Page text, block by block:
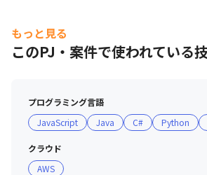
もっと見る
このPJ・案件で使われている
プログラミング言語
JavaScript
Java C# Python
クラウド
AWS